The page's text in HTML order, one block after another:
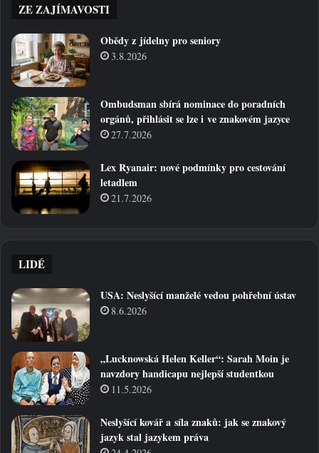
ZE ZAJÍMAVOSTI
Obědy z jídelny pro seniory
3.8.2026
Ombudsman sbírá nominace do poradních
orgánů, přihlásit se lze i ve znakovém jazyce
27.7.2026
Lex Ryanair: nové podmínky pro cestování
letadlem
21.7.2026
LIDÉ
USA: Neslyšící manželé vedou pohřební ústav
8.6.2026
„Lucknowská Helen Keller“: Sarah Moin je
navzdory handicapu nejlepší studentkou
11.5.2026
Neslyšící kovář a síla znaků: jak se znakový
jazyk stal jazykem práva